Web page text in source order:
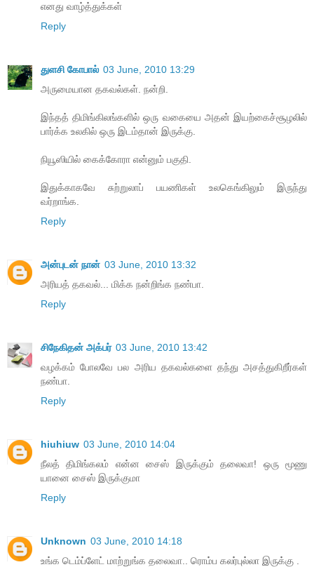
எனது வாழ்த்துக்கள்
Reply
துளசி கோபால் 03 June, 2010 13:29
அருமையான தகவல்கள். நன்றி.
இந்தத் திமிங்கிலங்களில் ஒரு வகையை அதன் இயற்கைச்சூழலில்
பார்க்க உலகில் ஒரு இடம்தான் இருக்கு.
நியூஸியில் கைக்கோரா என்னும் பகுதி.
இதுக்காகவே சுற்றுலாப் பயணிகள் உலகெங்கிலும் இருந்து
வர்றாங்க.
Reply
அன்புடன் நான் 03 June, 2010 13:32
அரியத் தகவல்... மிக்க நன்றிங்க நண்பா.
Reply
சிநேகிதன் அக்பர் 03 June, 2010 13:42
வழக்கம் போலவே பல அரிய தகவல்களை தந்து அசத்துகிறீர்கள்
நண்பா.
Reply
hiuhiuw 03 June, 2010 14:04
நீலத் திமிங்கலம் என்ன சைஸ் இருக்கும் தலைவா! ஒரு மூணு
யானை சைஸ் இருக்குமா
Reply
Unknown 03 June, 2010 14:18
உங்க டெம்ப்ளேட் மாற்றுங்க தலைவா.. ரொம்ப கலர்புல்லா இருக்கு .